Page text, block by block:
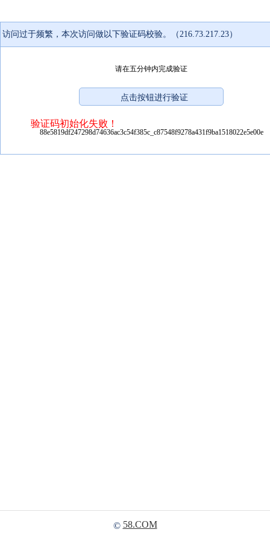
访问过于频繁，本次访问做以下验证码校验。（216.73.217.23）
请在五分钟内完成验证
验证码初始化失败！
88e5819df247298d74636ac3c54f385c_c87548f9278a431f9ba1518022e5e00e
© 58.COM